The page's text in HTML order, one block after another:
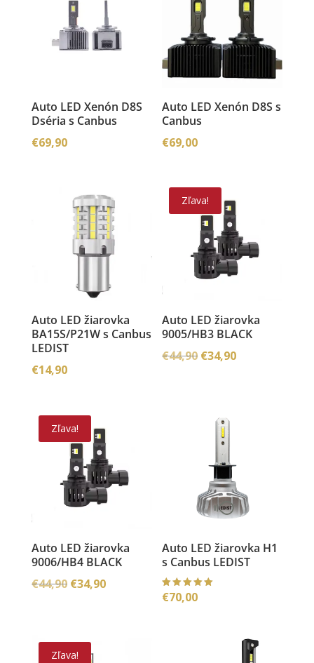
Auto LED Xenón D8S
Dséria s Canbus
€69,90
Auto LED Xenón D8S s
Canbus
€69,00
Auto LED žiarovka
BA15S/P21W s Canbus
LEDIST
€14,90
Zľava!
Auto LED žiarovka
9005/HB3 BLACK
€44,90 Pôvodná
€34,90Aktuálna
Zľava!
Auto LED žiarovka
9006/HB4 BLACK
€44,90 Pôvodná
€34,90Aktuálna
Auto LED žiarovka H1
s Canbus LEDIST
Hodnoteni
e
€70,00
Zľava!